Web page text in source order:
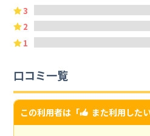
3
2
1
口コミ一覧
この利用者は「 また利用した